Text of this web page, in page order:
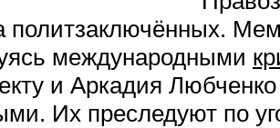
политзаключённых.
международными
и Аркадия
Их преследуют по